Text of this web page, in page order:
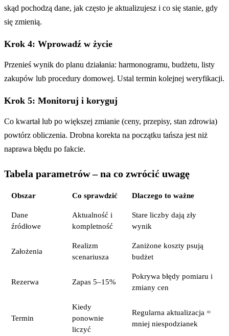
skąd pochodzą dane, jak często je aktualizujesz i co się stanie, gdy
się zmienią.
Krok 4: Wprowadź w życie
Przenieś wynik do planu działania: harmonogramu, budżetu, listy
zakupów lub procedury domowej. Ustal termin kolejnej weryfikacji.
Krok 5: Monitoruj i koryguj
Co kwartał lub po większej zmianie (ceny, przepisy, stan zdrowia)
powtórz obliczenia. Drobna korekta na początku tańsza jest niż
naprawa błędu po fakcie.
Tabela parametrów – na co zwrócić uwagę
Obszar Co sprawdzić Dlaczego to ważne
Dane
źródłowe
Aktualność i
kompletność
Stare liczby dają zły
wynik
Założenia
Realizm
scenariusza
Zaniżone koszty psują
budżet
Rezerwa Zapas 5–15%
Pokrywa błędy pomiaru i
zmiany cen
Termin
Kiedy
ponownie
liczyć
Regularna aktualizacja =
mniej niespodzianek